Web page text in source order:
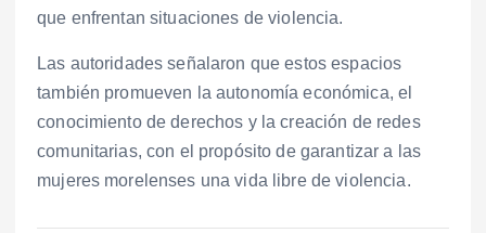
que enfrentan situaciones de violencia.
Las autoridades señalaron que estos espacios
también promueven la autonomía económica, el
conocimiento de derechos y la creación de redes
comunitarias, con el propósito de garantizar a las
mujeres morelenses una vida libre de violencia.